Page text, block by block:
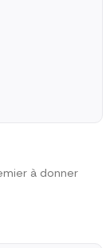
à donner